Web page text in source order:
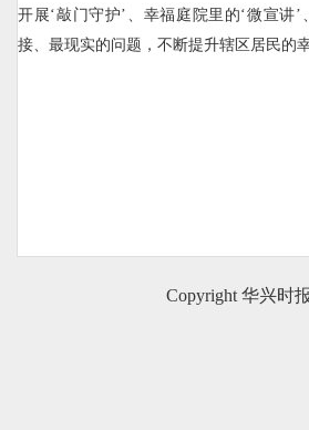
开展‘敲门守护’、幸福庭院里的‘微宣讲
接、最现实的问题，不断提升辖区居民的
Copyright 华兴时